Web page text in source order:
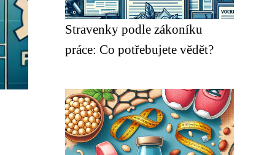
Stravenky podle zákoníku
práce: Co potřebujete vědět?